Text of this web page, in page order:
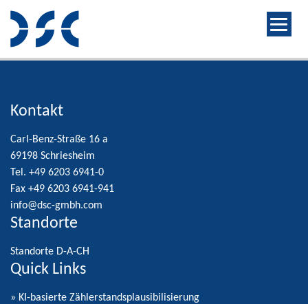
Kontakt
Carl-Benz-Straße 16 a
69198 Schriesheim
Tel. +49 6203 6941-0
Fax +49 6203 6941-941
info@dsc-gmbh.com
Standorte
Standorte D-A-CH
Quick Links
» KI-basierte Zählerstandsplausibilisierung